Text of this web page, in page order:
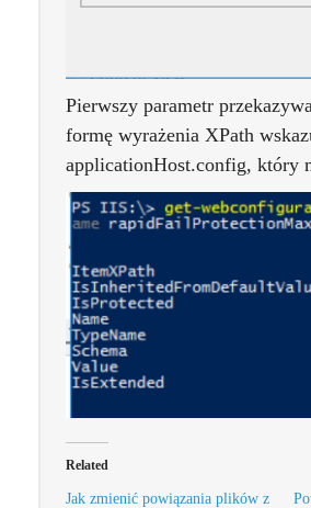
Pierwszy parametr
formę wyrażenia XPath
applicationHost.config, który
Related
Jak zmienić powiązania plików z